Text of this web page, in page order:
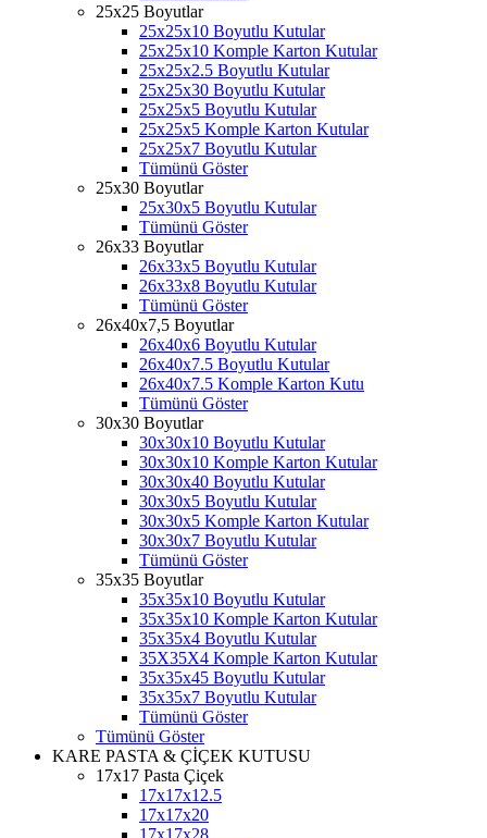
25x25 Boyutlar
25x25x10 Boyutlu Kutular
25x25x10 Komple Karton Kutular
25x25x2.5 Boyutlu Kutular
25x25x30 Boyutlu Kutular
25x25x5 Boyutlu Kutular
25x25x5 Komple Karton Kutular
25x25x7 Boyutlu Kutular
Tümünü Göster
25x30 Boyutlar
25x30x5 Boyutlu Kutular
Tümünü Göster
26x33 Boyutlar
26x33x5 Boyutlu Kutular
26x33x8 Boyutlu Kutular
Tümünü Göster
26x40x7,5 Boyutlar
26x40x6 Boyutlu Kutular
26x40x7.5 Boyutlu Kutular
26x40x7.5 Komple Karton Kutu
Tümünü Göster
30x30 Boyutlar
30x30x10 Boyutlu Kutular
30x30x10 Komple Karton Kutular
30x30x40 Boyutlu Kutular
30x30x5 Boyutlu Kutular
30x30x5 Komple Karton Kutular
30x30x7 Boyutlu Kutular
Tümünü Göster
35x35 Boyutlar
35x35x10 Boyutlu Kutular
35x35x10 Komple Karton Kutular
35x35x4 Boyutlu Kutular
35X35X4 Komple Karton Kutular
35x35x45 Boyutlu Kutular
35x35x7 Boyutlu Kutular
Tümünü Göster
Tümünü Göster
KARE PASTA & ÇİÇEK KUTUSU
17x17 Pasta Çiçek
17x17x12.5
17x17x20
17x17x28